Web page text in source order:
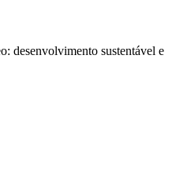
desenvolvimento sustentável e